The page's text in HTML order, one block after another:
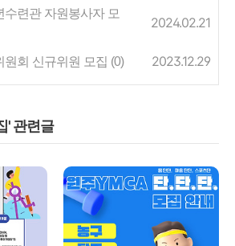
련관 자원봉사자 모
2024.02.21
회 신규위원 모집 (0) 2023.12.29
' 관련글